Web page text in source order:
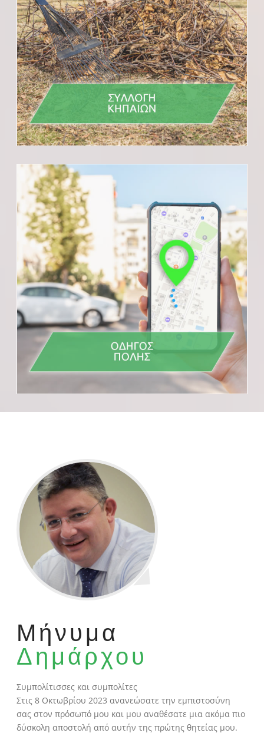
Μήνυμα
Δημάρχου
Συμπολίτισσες και συμπολίτες
Στις 8 Οκτωβρίου 2023 ανανεώσατε την εμπιστοσύνη
σας στον πρόσωπό μου και μου αναθέσατε μια ακόμα πιο
δύσκολη αποστολή από αυτήν της πρώτης θητείας μου.